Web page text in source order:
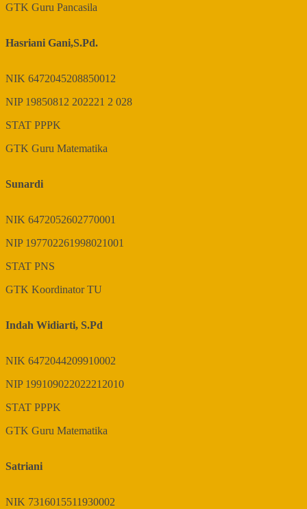
GTK Guru Pancasila
Hasriani Gani,S.Pd.
NIK 6472045208850012
NIP 19850812 202221 2 028
STAT PPPK
GTK Guru Matematika
Sunardi
NIK 6472052602770001
NIP 197702261998021001
STAT PNS
GTK Koordinator TU
Indah Widiarti, S.Pd
NIK 6472044209910002
NIP 199109022022212010
STAT PPPK
GTK Guru Matematika
Satriani
NIK 7316015511930002